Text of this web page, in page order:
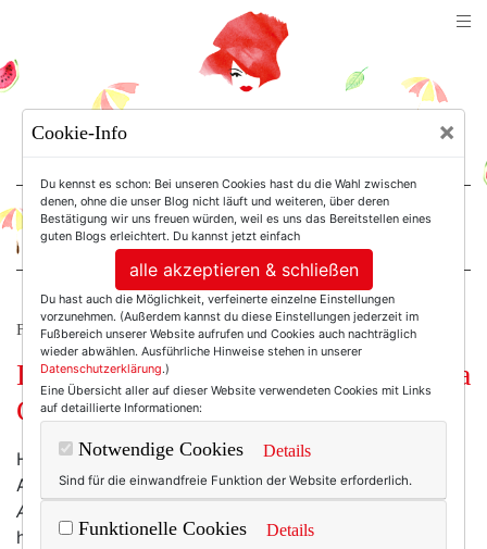
For Women. Not Girls.
FRAUEN AB 40.
Das Montagsinterview mit Alexandra
Graßler.
Heute habe ich eine Frau zu Gast, die ich in meinem
Alltag manchmal gerne an meiner Seite hätte:
Alexandra Graßler.
hilft Unternehmerinnen, Ordnung und Struktur in ihr
Cookie-Info ×
Du kennst es schon: Bei unseren Cookies hast du die Wahl zwischen
denen, ohne die unser Blog nicht läuft und weiteren, über deren
Bestätigung wir uns freuen würden, weil es uns das Bereitstellen eines
guten Blogs erleichtert. Du kannst jetzt einfach
alle akzeptieren & schließen
Du hast auch die Möglichkeit, verfeinerte einzelne Einstellungen
vorzunehmen. (Außerdem kannst du diese Einstellungen jederzeit im
Fußbereich unserer Website aufrufen und Cookies auch nachträglich
wieder abwählen. Ausführliche Hinweise stehen in unserer
Datenschutzerklärung.)
Eine Übersicht aller auf dieser Website verwendeten Cookies mit Links
auf detaillierte Informationen:
Notwendige Cookies Details
Sind für die einwandfreie Funktion der Website erforderlich.
Funktionelle Cookies Details